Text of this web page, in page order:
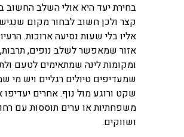
בחירת יעד היא אולי השלב החשוב
קצר ולכן חשוב לבחור מקום
אליו בלי שעות נסיעה ארוכות.
אזור שמאפשר לשלב נופים,
ומקומות לינה שמתאימים לטעם
שמעדיפים טיולים רגליים ויש מי
שקט ורוגע מול נוף. אחרים יעדיפו
משפחתיות או ערים תוססות עם
ושווקים.